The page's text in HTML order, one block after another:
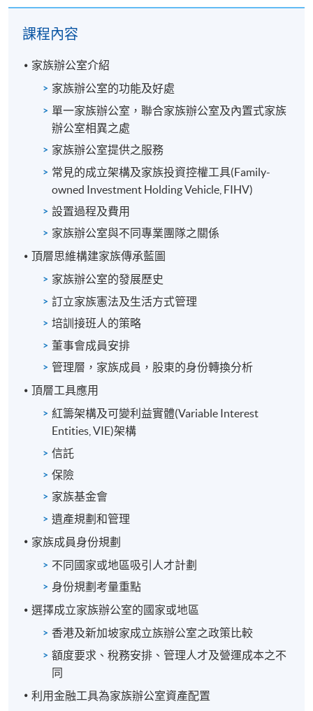
課程內容
家族辦公室介紹
家族辦公室的功能及好處
單一家族辦公室，聯合家族辦公室及內置式家族
辦公室相異之處
家族辦公室提供之服務
常見的成立架構及家族投資控權工具(Family-
owned Investment Holding Vehicle, FIHV)
設置過程及費用
家族辦公室與不同專業團隊之關係
頂層思維構建家族傳承藍圖
家族辦公室的發展歷史
訂立家族憲法及生活方式管理
培訓接班人的策略
董事會成員安排
管理層，家族成員，股東的身份轉換分析
頂層工具應用
紅籌架構及可變利益實體(Variable Interest
Entities, VIE)架構
信託
保險
家族基金會
遺產規劃和管理
家族成員身份規劃
不同國家或地區吸引人才計劃
身份規劃考量重點
選擇成立家族辦公室的國家或地區
香港及新加坡家成立族辦公室之政策比較
額度要求、稅務安排、管理人才及營運成本之不
同
利用金融工具為家族辦公室資產配置